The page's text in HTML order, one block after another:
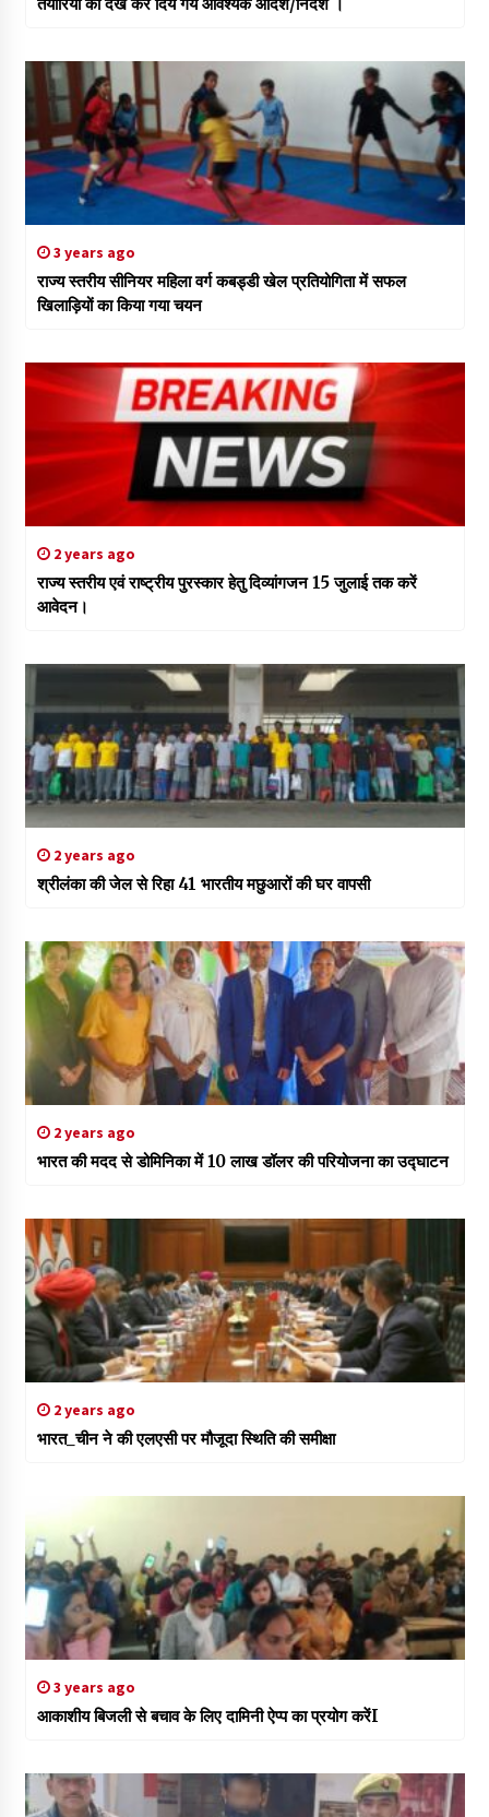
तैयारियों को देख कर दिये गये आवश्यक आदेश/निर्देश ।
3 years ago
राज्य स्तरीय सीनियर महिला वर्ग कबड्डी खेल प्रतियोगिता में सफल
खिलाड़ियों का किया गया चयन
2 years ago
राज्य स्तरीय एवं राष्ट्रीय पुरस्कार हेतु दिव्यांगजन 15 जुलाई तक करें
आवेदन।
2 years ago
श्रीलंका की जेल से रिहा 41 भारतीय मछुआरों की घर वापसी
2 years ago
भारत की मदद से डोमिनिका में 10 लाख डॉलर की परियोजना का उद्घाटन
2 years ago
भारत_चीन ने की एलएसी पर मौजूदा स्थिति की समीक्षा
3 years ago
आकाशीय बिजली से बचाव के लिए दामिनी ऐप्प का प्रयोग करेंI